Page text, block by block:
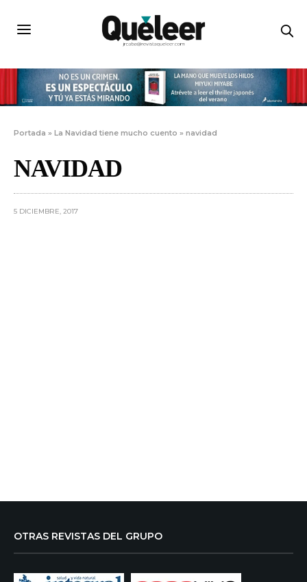
Portada »La Navidad tiene mucho cuento »navidad
NAVIDAD
5 DICIEMBRE, 2017
OTRAS REVISTAS DEL GRUPO